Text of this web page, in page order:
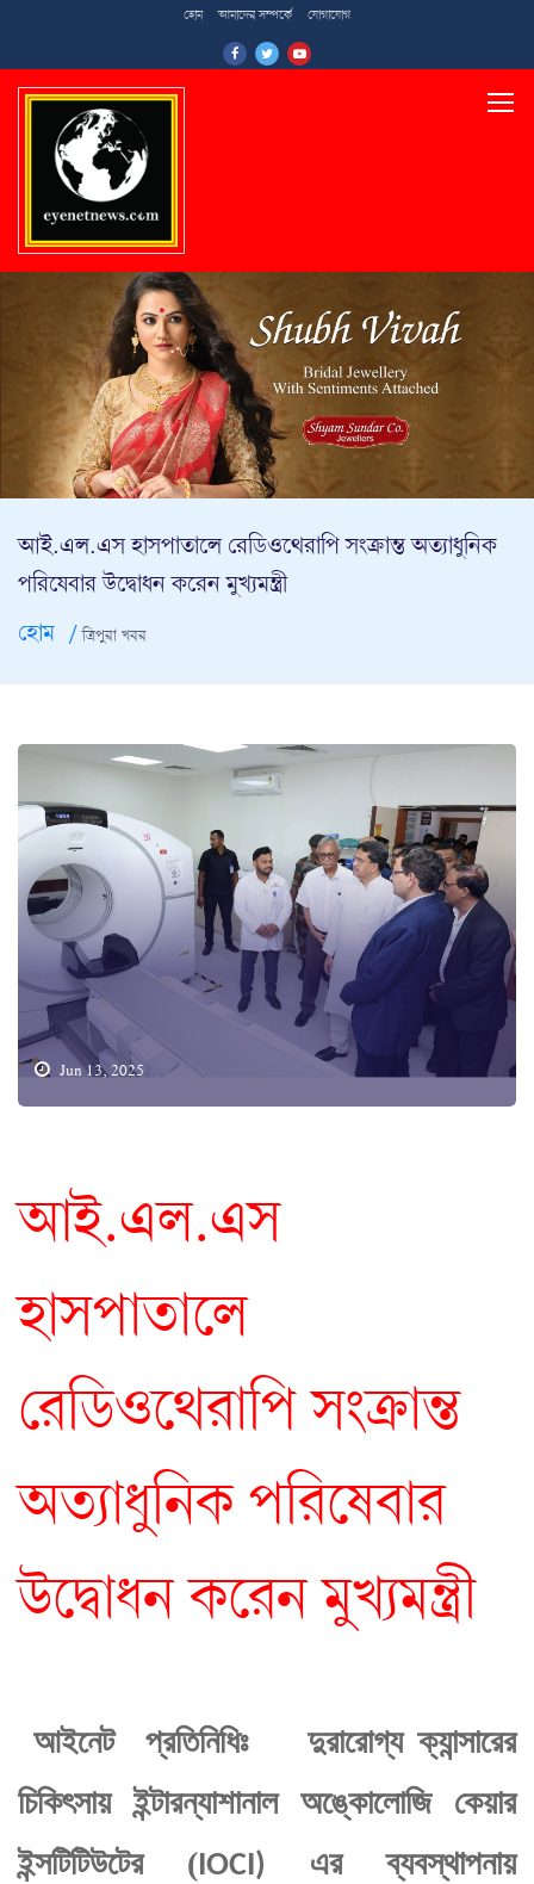
হোম আমাদের সম্পর্কে যোগাযোগ
আই.এল.এস হাসপাতালে রেডিওথেরাপি সংক্রান্ত অত্যাধুনিক
পরিষেবার উদ্বোধন করেন মুখ্যমন্ত্রী
হোম
ত্রিপুরা খবর
Jun 13, 2025
আই.এল.এস
হাসপাতালে
রেডিওথেরাপি সংক্রান্ত
অত্যাধুনিক পরিষেবার
উদ্বোধন করেন মুখ্যমন্ত্রী
আইনেট প্রতিনিধিঃ
দুরারোগ্য ক্যান্সারের
চিকিৎসায় ইন্টারন্যাশানাল অঙ্কোলোজি কেয়ার
ইন্সটিটিউটের (IOCI) এর ব্যবস্থাপনায়